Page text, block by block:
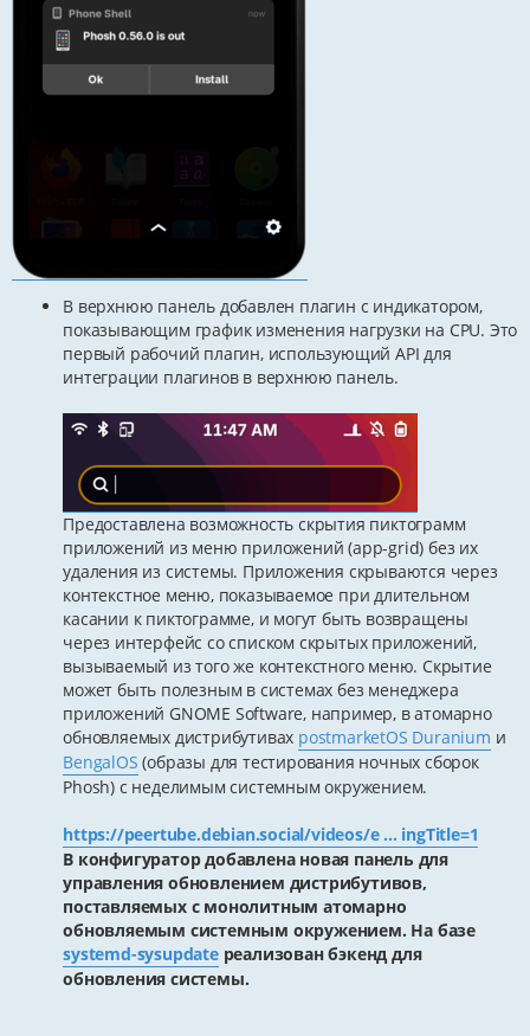
В верхнюю панель добавлен плагин с индикатором,
показывающим график изменения нагрузки на CPU. Это
первый рабочий плагин, использующий API для
интеграции плагинов в верхнюю панель.
Предоставлена возможность скрытия пиктограмм
приложений из меню приложений (app-grid) без их
удаления из системы. Приложения скрываются через
контекстное меню, показываемое при длительном
касании к пиктограмме, и могут быть возвращены
через интерфейс со списком скрытых приложений,
вызываемый из того же контекстного меню. Скрытие
может быть полезным в системах без менеджера
приложений GNOME Software, например, в атомарно
обновляемых дистрибутивах postmarketOS Duranium и
BengalOS (образы для тестирования ночных сборок
Phosh) с неделимым системным окружением.
https://peertube.debian.social/videos/e ... ingTitle=1
В конфигуратор добавлена новая панель для
управления обновлением дистрибутивов,
поставляемых с монолитным атомарно
обновляемым системным окружением. На базе
systemd-sysupdateреализован бэкенд для
обновления системы.